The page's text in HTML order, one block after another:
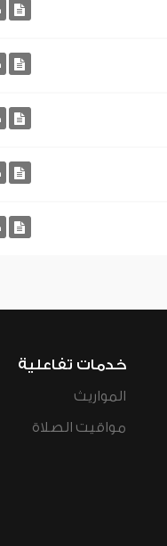
خدمات تفاعلية
المواريث
مواقيت الصلاة